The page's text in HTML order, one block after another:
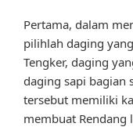
Pertama, dalam
pilihlah daging
Tengker, daging
daging sapi bagian
tersebut memiliki
membuat Rendang